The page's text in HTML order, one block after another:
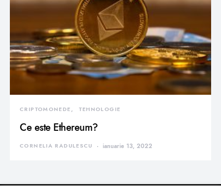
CRIPTOMONEDE TEHNOLOGIE
Ce este Ethereum?
CORNELIA RADULESCU ianuarie 13, 2022